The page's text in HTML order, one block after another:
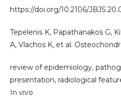
https://doi.org/10.2106/
Tepelenis K, Papathanakos G,
A, Vlachos K, et al.
review of epidemiology,
presentation, radiological
In vivo